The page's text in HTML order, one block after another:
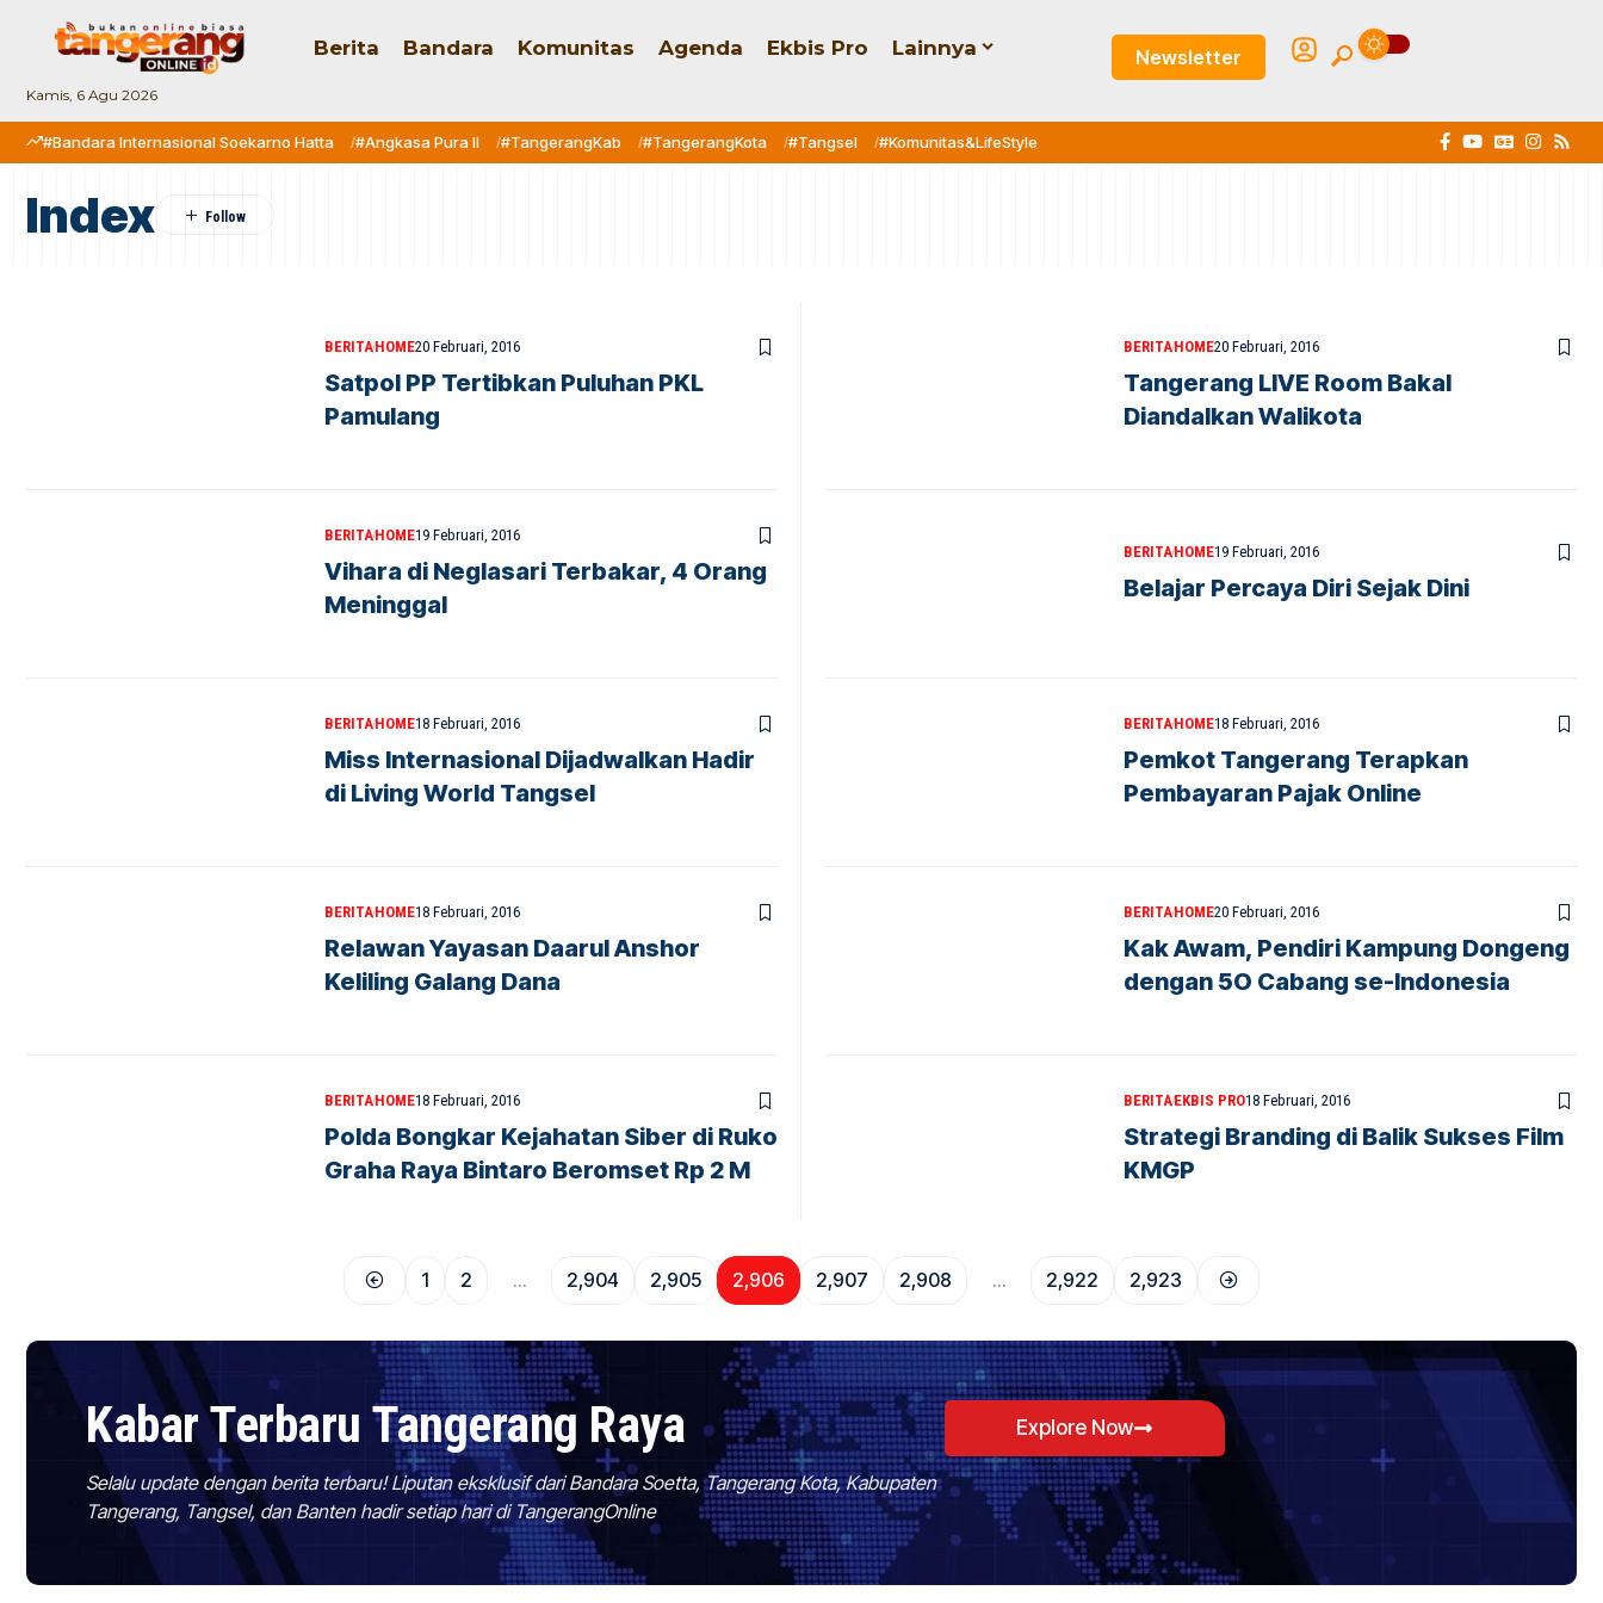
Kamis, 6 Agu 2026
Berita Bandara Komunitas Agenda Ekbis Pro Lainnya Newsletter
#Bandara Internasional Soekarno Hatta #Angkasa Pura II #TangerangKab #TangerangKota #Tangsel #Komunitas&LifeStyle
Index
BERITAHOME20 Februari, 2016
Satpol PP Tertibkan Puluhan PKL
Pamulang
BERITAHOME20 Februari, 2016
Tangerang LIVE Room Bakal
Diandalkan Walikota
BERITAHOME19 Februari, 2016
Vihara di Neglasari Terbakar, 4 Orang
Meninggal
BERITAHOME19 Februari, 2016
Belajar Percaya Diri Sejak Dini
BERITAHOME18 Februari, 2016
Miss Internasional Dijadwalkan Hadir
di Living World Tangsel
BERITAHOME18 Februari, 2016
Pemkot Tangerang Terapkan
Pembayaran Pajak Online
BERITAHOME18 Februari, 2016
Relawan Yayasan Daarul Anshor
Keliling Galang Dana
BERITAHOME20 Februari, 2016
Kak Awam, Pendiri Kampung Dongeng
dengan 5O Cabang se-Indonesia
BERITAHOME18 Februari, 2016
Polda Bongkar Kejahatan Siber di Ruko
Graha Raya Bintaro Beromset Rp 2 M
BERITAEKBIS PRO18 Februari, 2016
Strategi Branding di Balik Sukses Film
KMGP
1 2 … 2,904 2,905 2,906 2,907 2,908 … 2,922 2,923
Kabar Terbaru Tangerang Raya
Selalu update dengan berita terbaru! Liputan eksklusif dari Bandara Soetta, Tangerang Kota, Kabupaten
Tangerang, Tangsel, dan Banten hadir setiap hari di TangerangOnline
Explore Now